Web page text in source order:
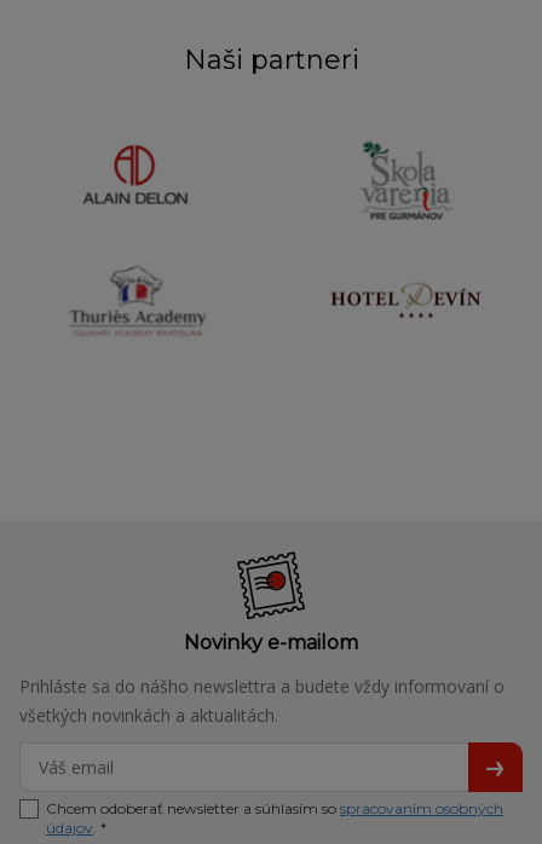
Naši partneri
Novinky e-mailom
Prihláste sa do nášho newslettra a budete vždy informovaní o
všetkých novinkách a aktualitách.
Chcem odoberať newsletter a súhlasím so spracovaním osobných
údajov. *